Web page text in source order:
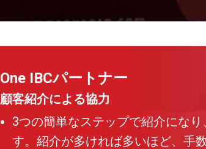
One IBCパートナー
顧客紹介による協力
3つの簡単なステップで紹介にな
す。紹介が多ければ多いほど、手